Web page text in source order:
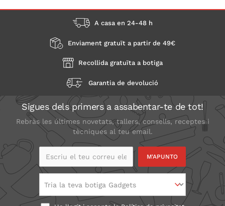
A casa en 24-48 h
Enviament gratuït a partir de 49€
Recollida gratuïta a botiga
Garantia de devolució
Sigues dels primers a assabentar-te de tot!
Rebràs les últimes novetats, tallers, consells, receptes i
tècniques al teu email.
Escriu el teu correu
Tria la teva botiga Gadgets